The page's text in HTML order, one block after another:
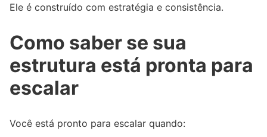
Ele é construído com estratégia e consistência.
Como saber se sua
estrutura está pronta para
escalar
Você está pronto para escalar quando: